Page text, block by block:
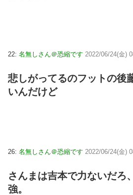
22: 名無しさん＠恐縮です 2022/06/24(金)
悲しがってるのフットの後
いんだけど
26: 名無しさん＠恐縮です 2022/06/24(金)
さんまは吉本で力ないだろ
強。